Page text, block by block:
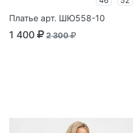
Платье арт. ШЮ558-10
1 400 2 300